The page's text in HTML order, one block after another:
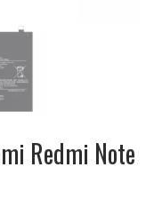
Redmi Note